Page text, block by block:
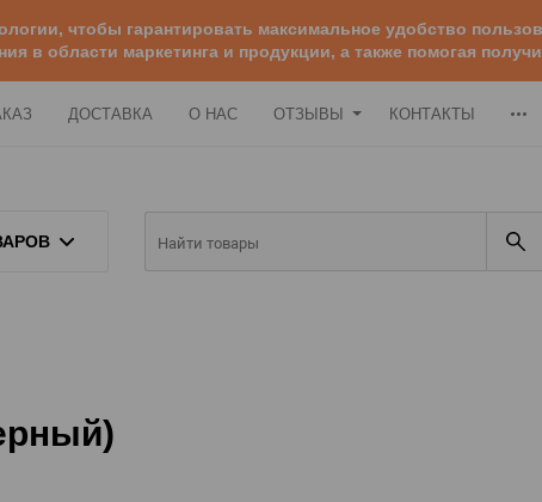
чтобы гарантировать максимальное удобство
в области маркетинга и продукции, а также помогая
ДОСТАВКА О НАС ОТЗЫВЫ КОНТАКТЫ